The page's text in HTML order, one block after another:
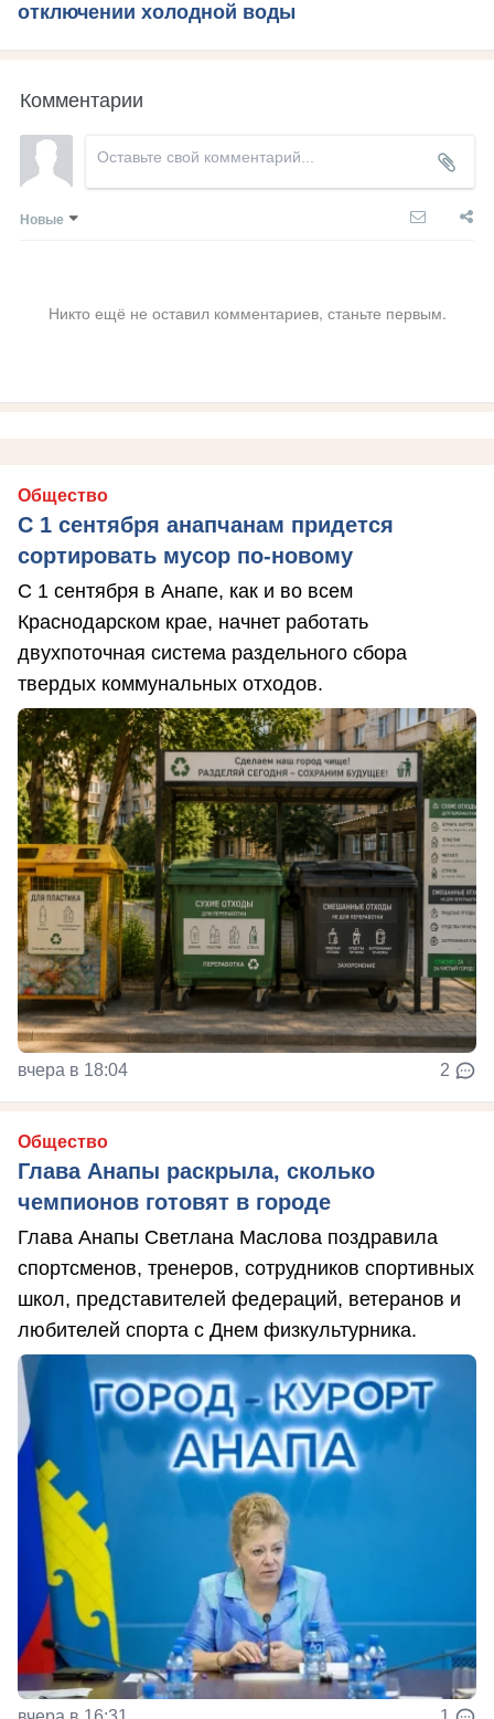
отключении холодной воды
Комментарии
Новые
Никто ещё не оставил комментариев, станьте первым.
Общество
С 1 сентября анапчанам придется
сортировать мусор по-новому
С 1 сентября в Анапе, как и во всем
Краснодарском крае, начнет работать
двухпоточная система раздельного сбора
твердых коммунальных отходов.
вчера в 18:04 2
Общество
Глава Анапы раскрыла, сколько
чемпионов готовят в городе
Глава Анапы Светлана Маслова поздравила
спортсменов, тренеров, сотрудников спортивных
школ, представителей федераций, ветеранов и
любителей спорта с Днем физкультурника.